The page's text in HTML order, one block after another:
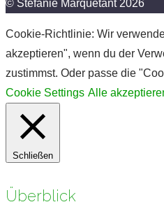
© Stefanie Marquetant 2026
Cookie-Richtlinie: Wir
akzeptieren", wenn du der
zustimmst. Oder passe die
Cookie Settings Alle
Schließen
Überblick